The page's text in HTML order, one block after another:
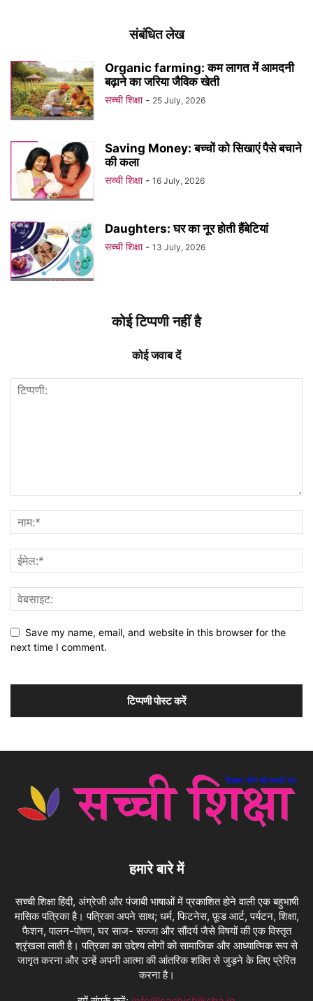
संबंधित लेख
Organic farming: कम लागत में आमदनी
बढ़ाने का जरिया जैविक खेती
सच्ची शिक्षा - 25 July, 2026
Saving Money: बच्चों को सिखाएं पैसे बचाने
की कला
सच्ची शिक्षा - 16 July, 2026
Daughters: घर का नूर होती हैंबेटियां
सच्ची शिक्षा - 13 July, 2026
कोई टिप्पणी नहीं है
कोई जवाब दें
Save my name, email, and website in this browser for the
next time I comment.
हमारे बारे में
सच्ची शिक्षा हिंदी, अंग्रेजी और पंजाबी भाषाओं में प्रकाशित होने वाली एक बहुभाषी
मासिक पत्रिका है। पत्रिका अपने साथ; धर्म, फिटनेस, फ़ूड आर्ट, पर्यटन, शिक्षा,
फैशन, पालन-पोषण, घर साज- सज्जा और सौंदर्य जैसे विषयों की एक विस्तृत
श्रृंखला लाती है। पत्रिका का उद्देश्य लोगों को सामाजिक और आध्यात्मिक रूप से
जागृत करना और उन्हें अपनी आत्मा की आंतरिक शक्ति से जुड़ने के लिए प्रेरित
करना है।